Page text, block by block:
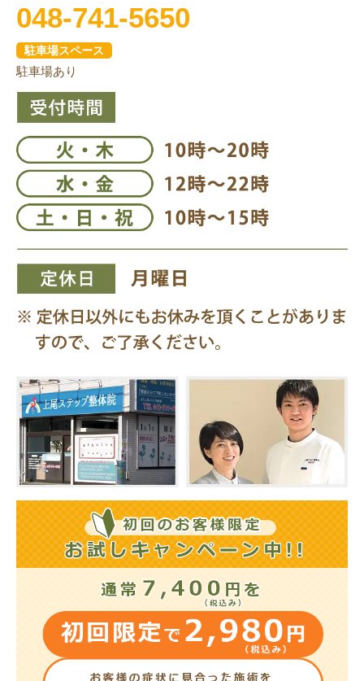
048-741-5650
駐車場スペース
駐車場あり